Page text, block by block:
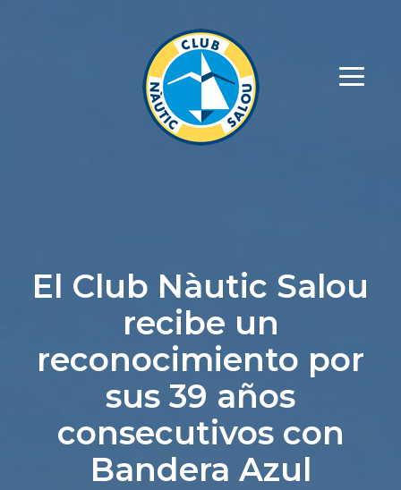
El Club Nàutic Salou
recibe un
reconocimiento por
sus 39 años
consecutivos con
Bandera Azul